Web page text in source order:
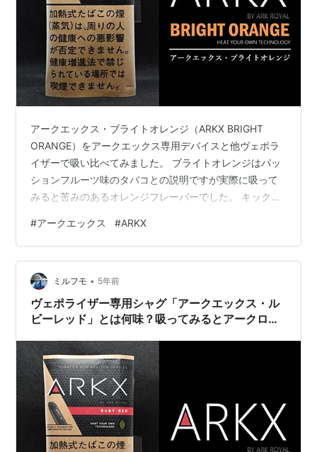
アークエックス・ブライトオレンジ（ARKX BRIGHT
ORANGE）をアークエックス専用デバイスと他ヴェポラ
イザーで吸い比べてみました。 ブライトオレンジはパッ
ションフルーツ味のタバコとの説明ですが実際に吸って
みると苦みのあるオレンジフレーバーでした。 キック感
成年者の喫煙は、健康に対する悪影響やたばこへの依存
をより強めます。周りの人から勧められても決して吸っ
てはいけません。 ヴェポライザー専用シャグ アークエッ
クス・ブライトオレンジ（ARKX BRIGHT ORANGE） 濃
厚なオレンジフレーバーだがトイレの芳香剤やキッチン
洗剤風味も …
#アークエックス #ARKX
ミルフモ • 5年前
ヴェポライザー専用シャグ「アークエックス・ル
ビーレッド」とは何味？吸ってみるとアークロー